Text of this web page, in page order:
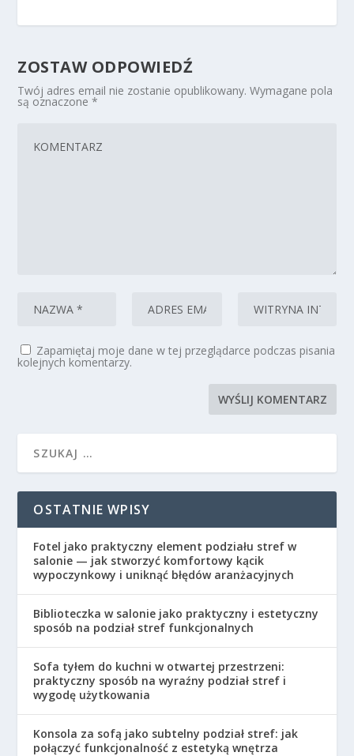
ZOSTAW ODPOWIEDŹ
Twój adres email nie zostanie opublikowany. Wymagane pola
są oznaczone*
Zapamiętaj moje dane w tej przeglądarce podczas pisania
kolejnych komentarzy.
OSTATNIE WPISY
Fotel jako praktyczny element podziału stref w
salonie — jak stworzyć komfortowy kącik
wypoczynkowy i uniknąć błędów aranżacyjnych
Biblioteczka w salonie jako praktyczny i estetyczny
sposób na podział stref funkcjonalnych
Sofa tyłem do kuchni w otwartej przestrzeni:
praktyczny sposób na wyraźny podział stref i
wygodę użytkowania
Konsola za sofą jako subtelny podział stref: jak
połączyć funkcjonalność z estetyką wnętrza